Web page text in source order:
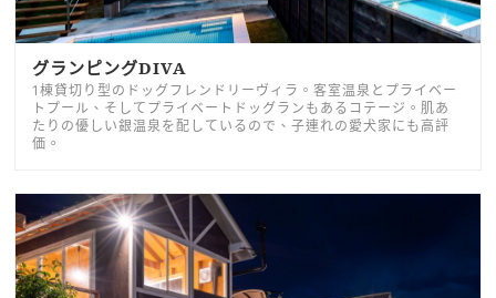
グランピングDIVA
1棟貸切り型のドッグフレンドリーヴィラ。客室温泉とプライベー
トプール、そしてプライベートドッグランもあるコテージ。肌あ
たりの優しい銀温泉を配しているので、子連れの愛犬家にも高評
価。